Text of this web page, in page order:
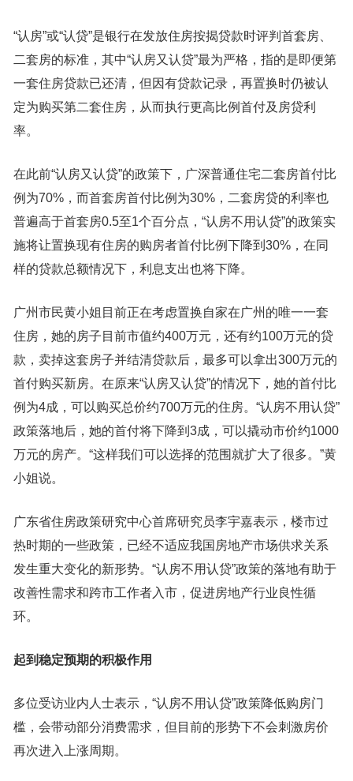
“认房”或“认贷”是银行在发放住房按揭贷款时评判首套房、
二套房的标准，其中“认房又认贷”最为严格，指的是即便第
一套住房贷款已还清，但因有贷款记录，再置换时仍被认
定为购买第二套住房，从而执行更高比例首付及房贷利
率。
在此前“认房又认贷”的政策下，广深普通住宅二套房首付比
例为70%，而首套房首付比例为30%，二套房贷的利率也
普遍高于首套房0.5至1个百分点，“认房不用认贷”的政策实
施将让置换现有住房的购房者首付比例下降到30%，在同
样的贷款总额情况下，利息支出也将下降。
广州市民黄小姐目前正在考虑置换自家在广州的唯一一套
住房，她的房子目前市值约400万元，还有约100万元的贷
款，卖掉这套房子并结清贷款后，最多可以拿出300万元的
首付购买新房。在原来“认房又认贷”的情况下，她的首付比
例为4成，可以购买总价约700万元的住房。“认房不用认贷”
政策落地后，她的首付将下降到3成，可以撬动市价约1000
万元的房产。“这样我们可以选择的范围就扩大了很多。”黄
小姐说。
广东省住房政策研究中心首席研究员李宇嘉表示，楼市过
热时期的一些政策，已经不适应我国房地产市场供求关系
发生重大变化的新形势。“认房不用认贷”政策的落地有助于
改善性需求和跨市工作者入市，促进房地产行业良性循
环。
起到稳定预期的积极作用
多位受访业内人士表示，“认房不用认贷”政策降低购房门
槛，会带动部分消费需求，但目前的形势下不会刺激房价
再次进入上涨周期。